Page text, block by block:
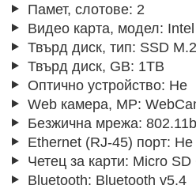
Памет, слотове: 2
Видео карта, модел:
Твърд диск, тип: SSD
Твърд диск, GB: 1TB
Оптично устройство: Не
Web камера, MP:
Безжична мрежа:
Ethernet (RJ-45) порт: Не
Четец за карти: Micro SD
Bluetooth: Bluetooth v5.4